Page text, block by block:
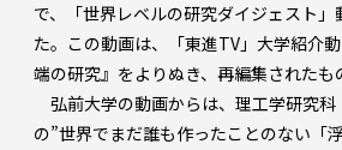
で、「世界レベルの研究ダイジェスト」
た。この動画は、「東進TV」大学紹介
端の研究』をよりぬき、再編集されたも
弘前大学の動画からは、理工学研究
の”世界でまだ誰も作ったことのない「